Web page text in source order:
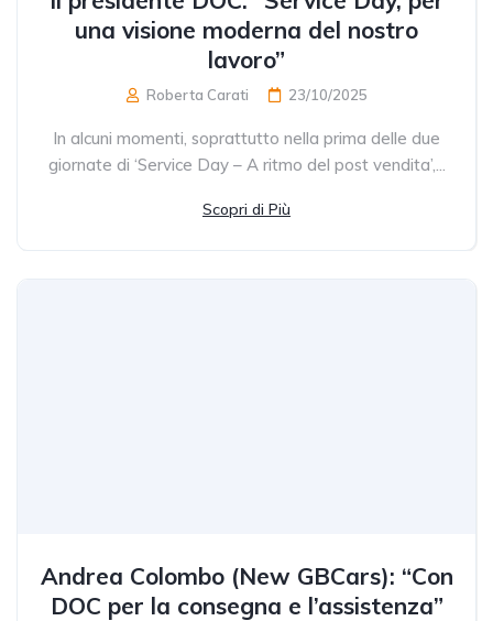
una visione moderna del nostro
lavoro”
Roberta Carati 23/10/2025
In alcuni momenti, soprattutto nella prima delle due
giornate di ‘Service Day – A ritmo del post vendita’,...
Scopri di Più
Andrea Colombo (New GBCars): “Con
DOC per la consegna e l’assistenza”